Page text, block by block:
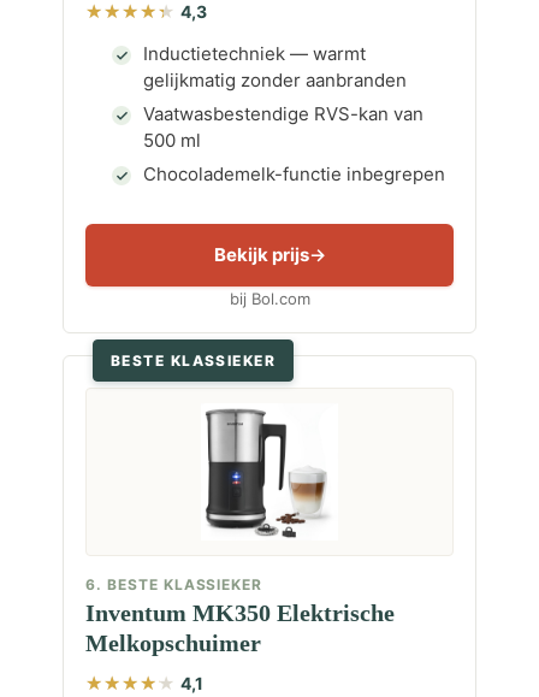
4,3
Inductietechniek — warmt
gelijkmatig zonder aanbranden
Vaatwasbestendige RVS-kan van
500 ml
Chocolademelk-functie inbegrepen
Bekijk prijs
bij Bol.com
BESTE KLASSIEKER
6. BESTE KLASSIEKER
Inventum MK350 Elektrische
Melkopschuimer
4,1